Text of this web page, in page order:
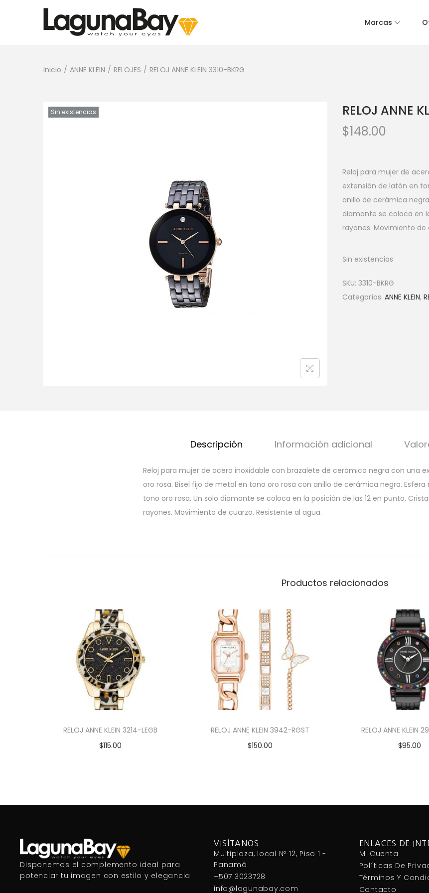
Marcas
Inicio / ANNE KLEIN / RELOJES / RELOJ ANNE KLEIN 3310-BKRG
Sin existencias
RELOJ ANNE
$148.00
Reloj para mujer de
extensión de latón en
anillo de cerámica
diamante se coloca en
rayones. Movimiento de
Sin existencias
SKU: 3310-BKRG
Categorías: ANNE KLEIN,
Descripción Información adicional
Reloj para mujer de acero inoxidable con brazalete de cerámica negra con una
oro rosa. Bisel fijo de metal en tono oro rosa con anillo de cerámica negra.
tono oro rosa. Un solo diamante se coloca en la posición de las 12 en punto.
rayones. Movimiento de cuarzo. Resistente al agua.
Productos relacionados
RELOJ ANNE KLEIN 3214-LEGB
$115.00
RELOJ ANNE KLEIN 3942-RGST
$150.00
RELOJ ANNE KLEIN
$95.00
Disponemos el complemento ideal para
potenciar tu imagen con estilo y elegancia
VISÍTANOS
Multiplaza, local Nº 12, Piso 1 -
Panamá
+507 3023728
info@lagunabay.com
ENLACES DE
Mi Cuenta
Políticas De
Términos Y
Contacto